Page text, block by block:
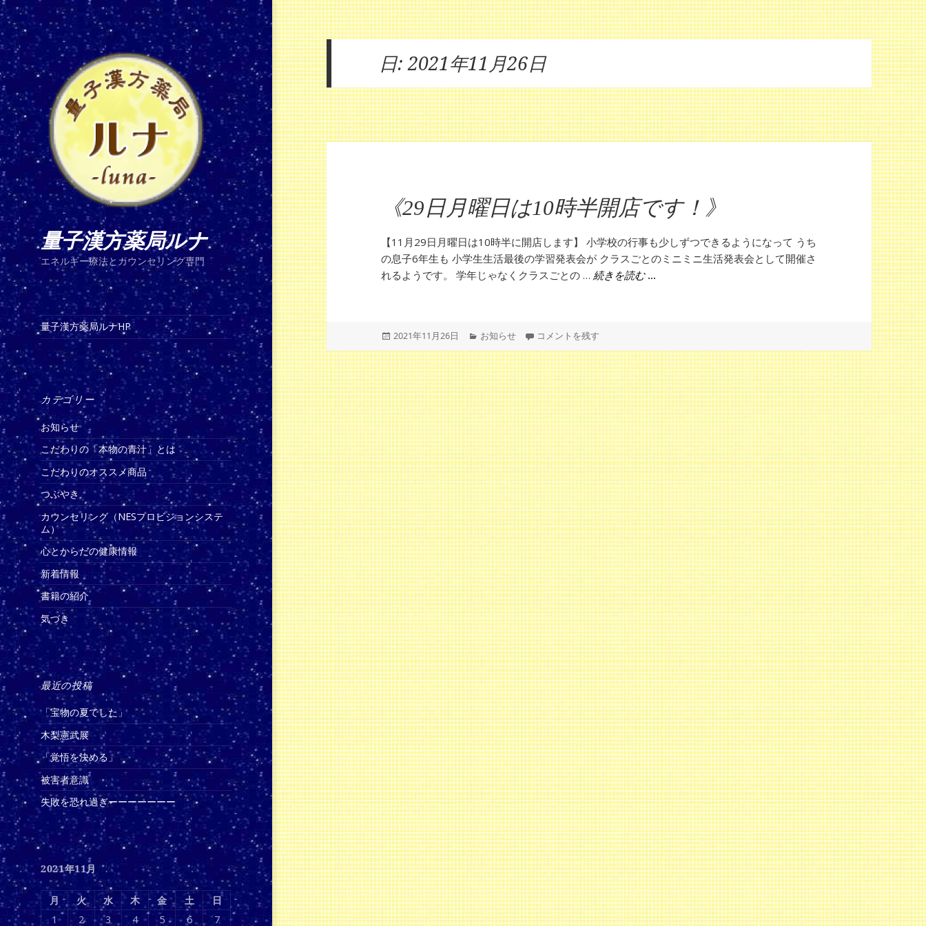
量子漢方薬局ルナ
エネルギー療法とカウンセリング専門
量子漢方薬局ルナHP
カテゴリー
お知らせ
こだわりの「本物の青汁」とは
こだわりのオススメ商品
つぶやき
カウンセリング（NESプロビジョンシステ
ム）
心とからだの健康情報
新着情報
書籍の紹介
気づき
最近の投稿
「宝物の夏でした」
木梨憲武展
「覚悟を決める」
被害者意識
失敗を恐れ過ぎーーーーーーー
2021年11月
月 火 水 木 金 土
日
1
2 3 4 5 6 7
日:2021年11月26日
《29日月曜日は10時半開店です！》
【11月29日月曜日は10時半に開店します】 小学校の行事も少しずつできるようになって うち
の息子6年生も 小学生生活最後の学習発表会が クラスごとのミニミニ生活発表会として開催さ
れるようです。 学年じゃなくクラスごとの … 続きを読む
投
日:
2021年11月26日
カ
ゴ
リ
ー
お知らせ 《29日月曜日は10時半開店です！》 に
コメントを残す